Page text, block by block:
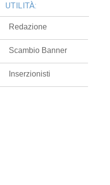
UTILITÀ:
Redazione
Scambio Banner
Inserzionisti